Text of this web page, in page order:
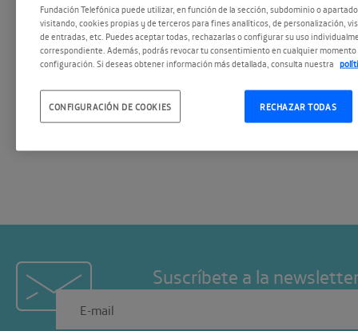
Organización Internacional
Migraciones, hemos
redondas: una centrada
artificial y la otra en el uso
el emprendimiento.
Suscríbete a la
Fundación Telefónica puede utilizar, en función de la sección, subdominio o
visitando, cookies propias y de terceros para fines analíticos, de personalización,
de entradas, etc. Puedes aceptar todas, rechazarlas o configurar su uso
correspondiente. Además, podrás revocar tu consentimiento en cualquier momento
configuración. Si deseas obtener información más detallada, consulta nuestra
RECHAZAR TODAS
CONFIGURACIÓN DE COOKIES